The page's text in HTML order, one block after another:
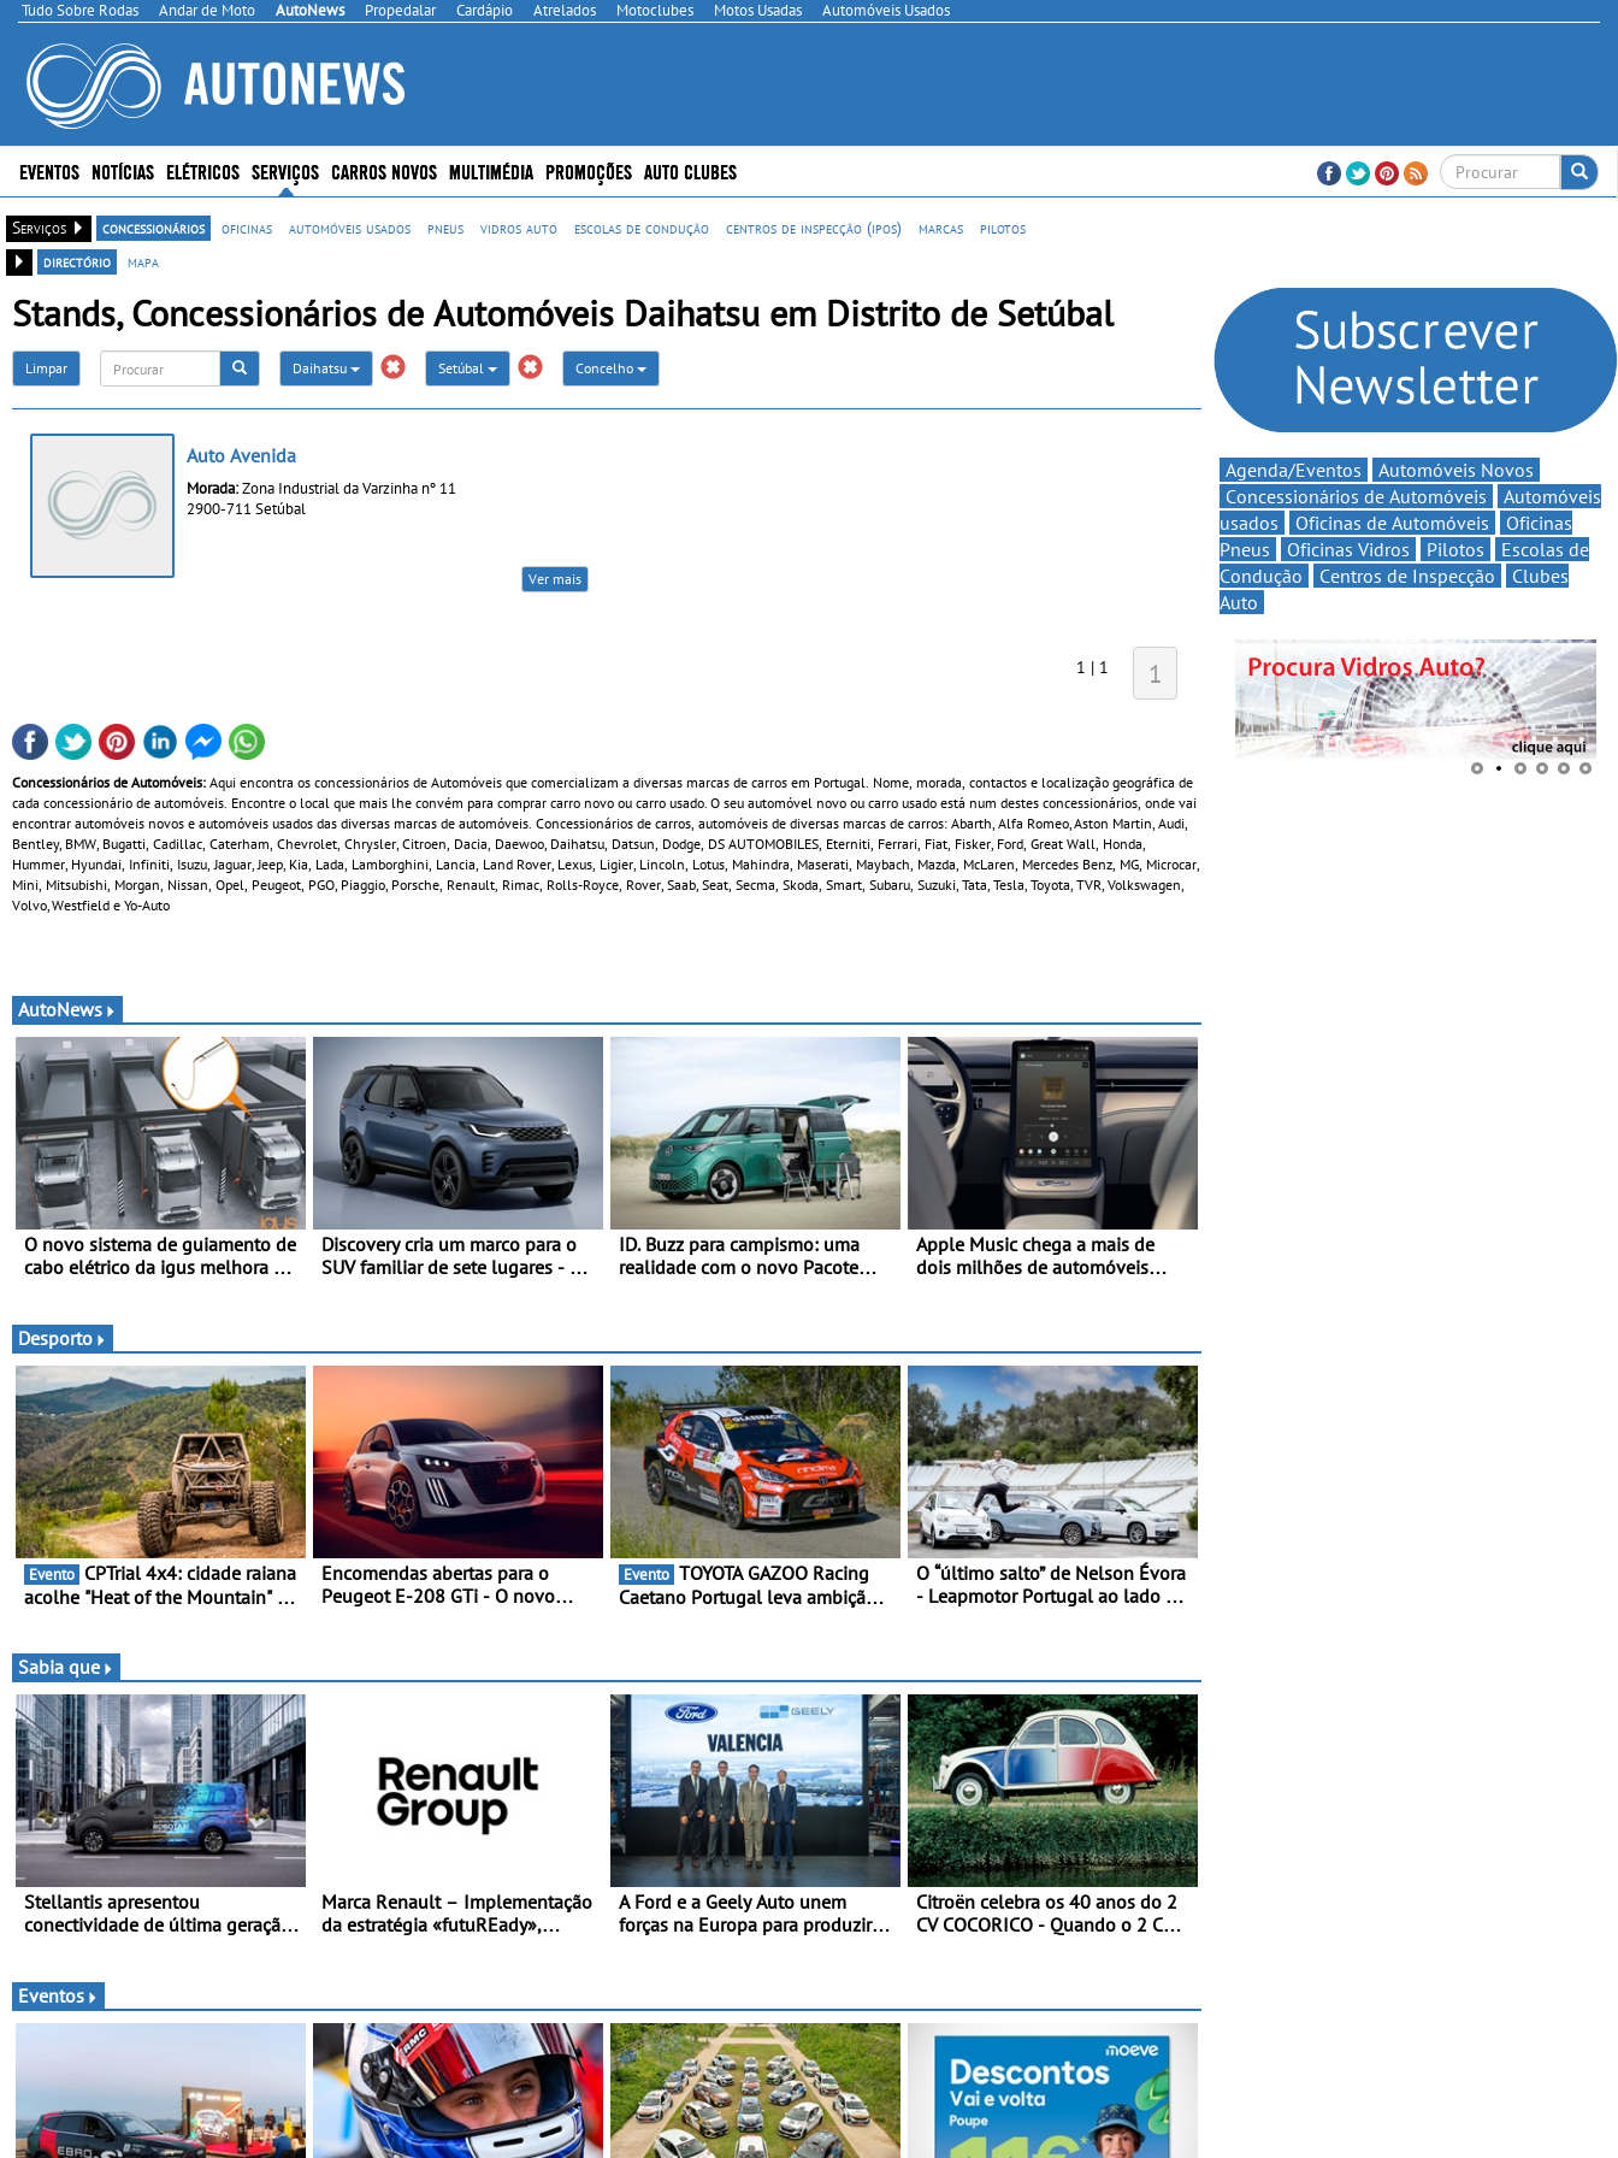
Tudo Sobre Rodas Andar de Moto AutoNews Propedalar Cardápio Atrelados Motoclubes Motos Usadas Automóveis Usados
EVENTOS NOTÍCIAS ELÉTRICOS SERVIÇOS CARROS NOVOS MULTIMÉDIA PROMOÇÕES AUTO CLUBES
Serviços concessionários oficinas automóveis usados pneus vidros auto escolas de condução centros de inspecção (ipos) marcas
pilotos
directório
mapa
Stands, Concessionários de Automóveis Daihatsu em Distrito de Setúbal
Limpar Daihatsu Setúbal Concelho
Auto Avenida
Morada:Zona Industrial da Varzinha nº 11
2900-711 Setúbal
Ver mais
1 | 1 1
Concessionários de Automóveis: Aqui encontra os concessionários de Automóveis que comercializam a diversas marcas de carros em Portugal. Nome, morada, contactos e localização geográfica de
cada concessionário de automóveis. Encontre o local que mais lhe convém para comprar carro novo ou carro usado. O seu automóvel novo ou carro usado está num destes concessionários, onde vai
encontrar automóveis novos e automóveis usados das diversas marcas de automóveis. Concessionários de carros, automóveis de diversas marcas de carros: Abarth, Alfa Romeo, Aston Martin, Audi,
Bentley, BMW, Bugatti, Cadillac, Caterham, Chevrolet, Chrysler, Citroen, Dacia, Daewoo, Daihatsu, Datsun, Dodge, DS AUTOMOBILES, Eterniti, Ferrari, Fiat, Fisker, Ford, Great Wall, Honda,
Hummer, Hyundai, Infiniti, Isuzu, Jaguar, Jeep, Kia, Lada, Lamborghini, Lancia, Land Rover, Lexus, Ligier, Lincoln, Lotus, Mahindra, Maserati, Maybach, Mazda, McLaren, Mercedes Benz, MG, Microcar,
Mini, Mitsubishi, Morgan, Nissan, Opel, Peugeot, PGO, Piaggio, Porsche, Renault, Rimac, Rolls-Royce, Rover, Saab, Seat, Secma, Skoda, Smart, Subaru, Suzuki, Tata, Tesla, Toyota, TVR, Volkswagen,
Volvo, Westfield e Yo-Auto
AutoNews
O novo sistema de guiamento de
cabo elétrico da igus melhora o
horizontal traz mais conforto
para os motoristas, menos
acidentes nas manobras e
máxima proteção contra furtos
Discovery cria um marco para o
SUV familiar de sete lugares - A
ID. Buzz para campismo: uma
realidade com o novo Pacote
Apple Music chega a mais de
dois milhões de automóveis
Desporto
Evento
acolhe "Heat of the Mountain" -
Encomendas abertas para o
Peugeot E-208 GTi - O novo
Evento
Caetano Portugal leva ambição
O “último salto” de Nelson Évora
- Leapmotor Portugal ao lado do
Sabia que
Stellantis apresentou
conectividade de última geração
Marca Renault – Implementação
da estratégia «futuREady»,
A Ford e a Geely Auto unem
forças na Europa para produzir
Citroën celebra os 40 anos do 2
CV COCORICO - Quando o 2 CV
Eventos
Agenda/Eventos
Automóveis Novos
Concessionários de Automóveis
Automóveis
usados
Oficinas de Automóveis
Oficinas
Pneus
Oficinas Vidros Pilotos
Escolas de
Condução
Centros de Inspecção
Clubes
Auto